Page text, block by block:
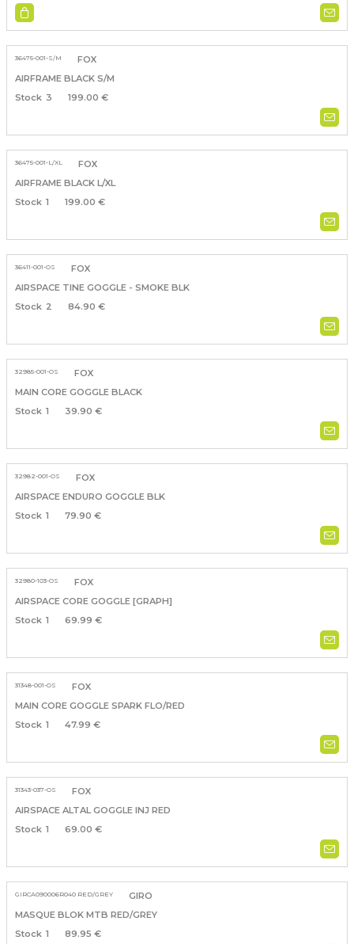
36475-001-S/M
FOX
AIRFRAME BLACK S/M
3
199.00 €
36475-001-L/XL
FOX
AIRFRAME BLACK L/XL
1
199.00 €
36411-001-OS
FOX
AIRSPACE TINE GOGGLE - SMOKE BLK
2
84.90 €
32985-001-OS
FOX
MAIN CORE GOGGLE BLACK
1
39.90 €
32982-001-OS
FOX
AIRSPACE ENDURO GOGGLE BLK
1
79.90 €
32980-103-OS
FOX
AIRSPACE CORE GOGGLE [GRAPH]
1
69.99 €
31348-001-OS
FOX
MAIN CORE GOGGLE SPARK FLO/RED
1
47.99 €
31343-037-OS
FOX
AIRSPACE ALTAL GOGGLE INJ RED
1
69.00 €
GIRCA090006R040 RED/GREY
GIRO
MASQUE BLOK MTB RED/GREY
1
89.95 €